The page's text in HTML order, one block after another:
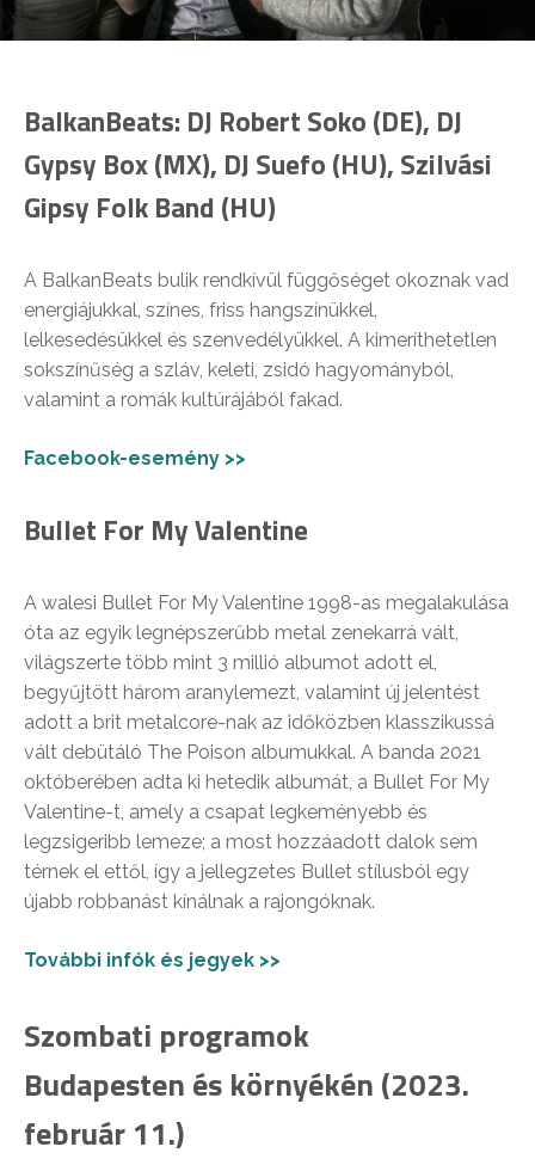
BalkanBeats: DJ Robert Soko (DE), DJ
Gypsy Box (MX), DJ Suefo (HU), Szilvási
Gipsy Folk Band (HU)
A BalkanBeats bulik rendkívül függőséget okoznak vad
energiájukkal, színes, friss hangszínükkel,
lelkesedésükkel és szenvedélyükkel. A kimeríthetetlen
sokszínűség a szláv, keleti, zsidó hagyományból,
valamint a romák kultúrájából fakad.
Facebook-esemény >>
Bullet For My Valentine
A walesi Bullet For My Valentine 1998-as megalakulása
óta az egyik legnépszerűbb metal zenekarrá vált,
világszerte több mint 3 millió albumot adott el,
begyűjtött három aranylemezt, valamint új jelentést
adott a brit metalcore-nak az időközben klasszikussá
vált debütáló The Poison albumukkal. A banda 2021
októberében adta ki hetedik albumát, a Bullet For My
Valentine-t, amely a csapat legkeményebb és
legzsigeribb lemeze; a most hozzáadott dalok sem
térnek el ettől, így a jellegzetes Bullet stílusból egy
újabb robbanást kínálnak a rajongóknak.
További infók és jegyek >>
Szombati programok
Budapesten és környékén (2023.
február 11.)